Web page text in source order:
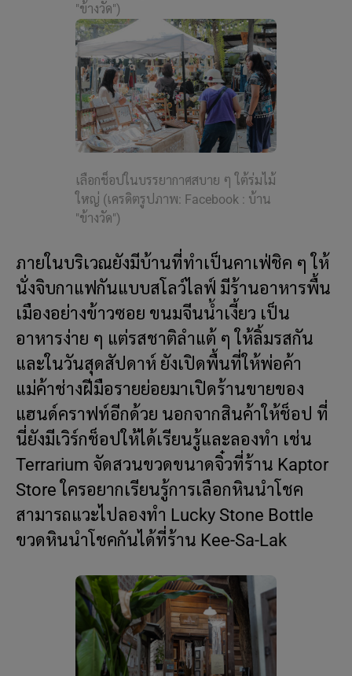
"ข้างวัด")
เลือกช็อปในบรรยากาศสบาย ๆ ใต้ร่มไม้
ใหญ่ (เครดิตรูปภาพ: Facebook : บ้าน
"ข้างวัด")
ภายในบริเวณยังมีบ้านที่ทำเป็นคาเฟ่ชิค ๆ ให้
นั่งจิบกาแฟกันแบบสโลว์ไลฟ์ มีร้านอาหารพื้น
เมืองอย่างข้าวซอย ขนมจีนน้ำเงี้ยว เป็น
อาหารง่าย ๆ แต่รสชาติลำแต้ ๆ ให้ลิ้มรสกัน
และในวันสุดสัปดาห์ ยังเปิดพื้นที่ให้พ่อค้า
แม่ค้าช่างฝีมือรายย่อยมาเปิดร้านขายของ
แฮนด์คราฟท์อีกด้วย นอกจากสินค้าให้ช็อป ที่
นี่ยังมีเวิร์กช็อปให้ได้เรียนรู้และลองทำ เช่น
Terrarium จัดสวนขวดขนาดจิ๋วที่ร้าน Kaptor
Store ใครอยากเรียนรู้การเลือกหินนำโชค
สามารถแวะไปลองทำ Lucky Stone Bottle
ขวดหินนำโชคกันได้ที่ร้าน Kee-Sa-Lak